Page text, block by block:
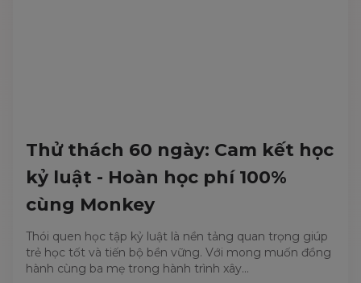
Thử thách 60 ngày: Cam kết học
kỷ luật - Hoàn học phí 100%
cùng Monkey
Thói quen học tập kỷ luật là nền tảng quan trọng giúp
trẻ học tốt và tiến bộ bền vững. Với mong muốn đồng
hành cùng ba mẹ trong hành trình xây...